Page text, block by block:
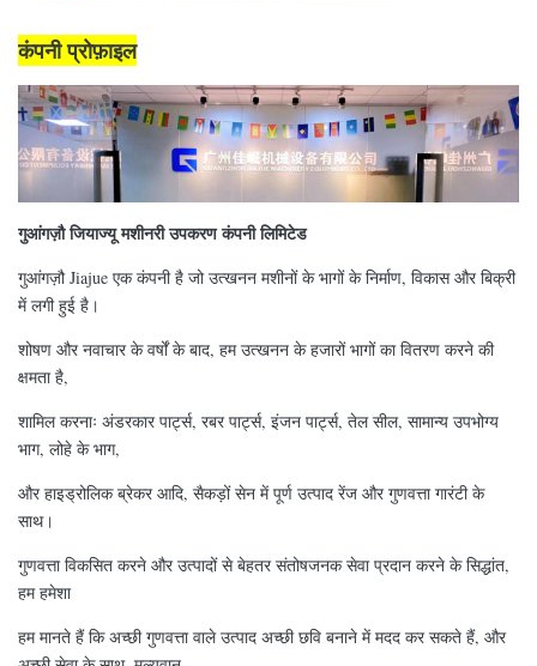
कंपनी प्रोफ़ाइल
गुआंगज़ौ जियाज्यू मशीनरी उपकरण कंपनी लिमिटेड
गुआंगज़ौ Jiajue एक कंपनी है जो उत्खनन मशीनों के भागों के निर्माण, विकास और बिक्री
में लगी हुई है।
शोषण और नवाचार के वर्षों के बाद, हम उत्खनन के हजारों भागों का वितरण करने की
क्षमता है,
शामिल करनाः अंडरकार पार्ट्स, रबर पार्ट्स, इंजन पार्ट्स, तेल सील, सामान्य उपभोग्य
भाग, लोहे के भाग,
और हाइड्रोलिक ब्रेकर आदि, सैकड़ों सेन में पूर्ण उत्पाद रेंज और गुणवत्ता गारंटी के
साथ।
गुणवत्ता विकसित करने और उत्पादों से बेहतर संतोषजनक सेवा प्रदान करने के सिद्धांत,
हम हमेशा
हम मानते हैं कि अच्छी गुणवत्ता वाले उत्पाद अच्छी छवि बनाने में मदद कर सकते हैं, और